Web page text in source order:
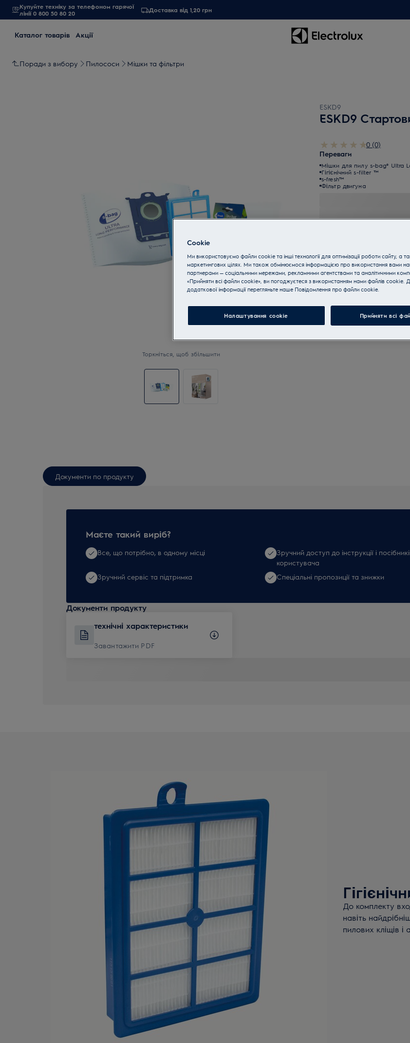
Купуйте техніку за телефоном гарячої
лінії 0 800 50 80 20
Доставка від 1,20 грн
Каталог товарів Акції
Поради з вибору Пилососи Мішки та фільтри
Торкніться, щоб збільшити
ESKD9
ESKD9
0 (0)
Переваги
Мішки для пилу s-bag® Ultra
Гігієнічний s-filter ™
s-fresh™
Фільтр двигуна
Адресна доставка
Душевний спокій
Купуйте техніку
Документи по продукту
Маєте такий виріб?
Все, що потрібно, в одному місці
Зручний доступ до інструкції і
користувача
Зручний сервіс та підтримка
Спеціальні пропозиції та знижки
Документи продукту
технічні характеристики
Завантажити PDF
До комплекту
навіть
пилових кліщів і
Cookie
Ми використовуємо файли cookie та інші технології для оптимізації роботи сайту, а
маркетингових цілях. Ми також обмінюємося інформацією про використання вами
партнерами — соціальними мережами, рекламними агентствами та аналітичними
«Прийняти всі файли cookie», ви погоджуєтеся з використанням нами файлів cookie.
додаткової інформації перегляньте наше Пoвідомлення прo файли cookie.
Налаштування cookie Прийняти всі